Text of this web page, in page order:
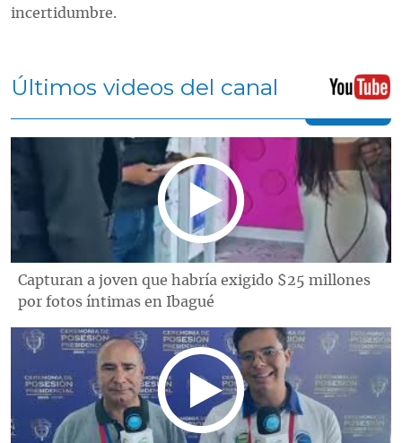
incertidumbre.
Últimos videos del canal
Capturan a joven que habría exigido $25 millones
por fotos íntimas en Ibagué